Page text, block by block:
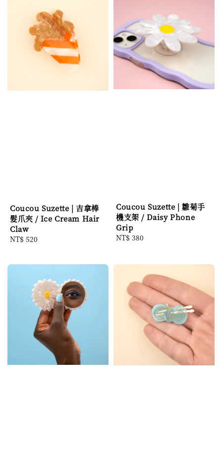
Coucou Suzette | 吉拿棒
髮爪夾 / Ice Cream Hair
Claw
Regular
NT$ 520
Coucou Suzette | 雛菊手
機支架 / Daisy Phone
Grip
Regular
NT$ 380